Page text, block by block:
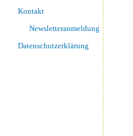
Kontakt
Newsletteranmeldung
Datenschutzerklärung